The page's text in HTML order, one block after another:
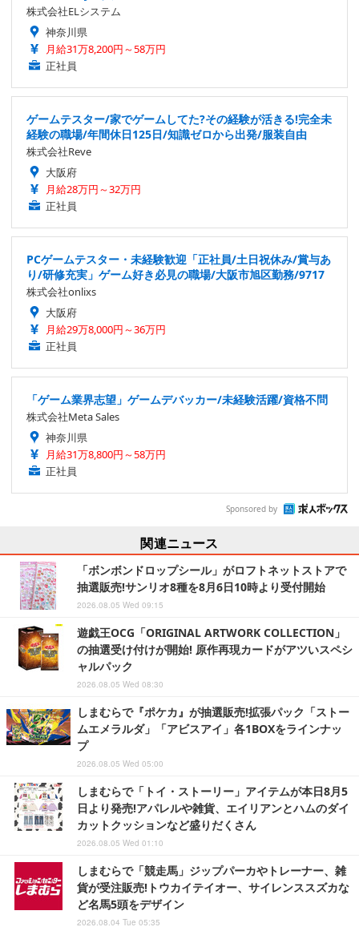
株式会社ELシステム
神奈川県
月給31万8,200円～58万円
正社員
ゲームテスター/家でゲームしてた?その経験が活きる!完全未
経験の職場/年間休日125日/知識ゼロから出発/服装自由
株式会社Reve
大阪府
月給28万円～32万円
正社員
PCゲームテスター・未経験歓迎「正社員/土日祝休み/賞与あ
り/研修充実」ゲーム好き必見の職場/大阪市旭区勤務/9717
株式会社onlixs
大阪府
月給29万8,000円～36万円
正社員
「ゲーム業界志望」ゲームデバッカー/未経験活躍/資格不問
株式会社Meta Sales
神奈川県
月給31万8,800円～58万円
正社員
Sponsored by
関連ニュース
「ボンボンドロップシール」がロフトネットストアで
抽選販売!サンリオ8種を8月6日10時より受付開始
2026.08.05 Wed 09:15
遊戯王OCG「ORIGINAL ARTWORK COLLECTION」
の抽選受け付けが開始! 原作再現カードがアツいスペシ
ャルパック
2026.08.05 Wed 08:30
しまむらで『ポケカ』が抽選販売!拡張パック「ストー
ムエメラルダ」「アビスアイ」各1BOXをラインナッ
プ
2026.08.05 Wed 05:00
しまむらで「トイ・ストーリー」アイテムが本日8月5
日より発売!アパレルや雑貨、エイリアンとハムのダイ
カットクッションなど盛りだくさん
2026.08.05 Wed 01:10
しまむらで「競走馬」ジップパーカやトレーナー、雑
貨が受注販売!トウカイテイオー、サイレンススズカな
ど名馬5頭をデザイン
2026.08.04 Tue 05:35